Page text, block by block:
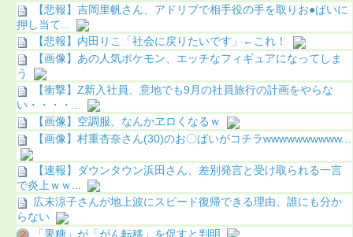
【悲報】吉岡里帆さん、アドリブで相手役の手を取りお●ぱいに
押し当て...
【悲報】内田りこ「社会に戻りたいです」←これ！
【画像】あの人気ポケモン、エッチなフィギュアになってしま
う
【衝撃】Z新入社員、意地でも9月の社員旅行の計画をやらな
い・・・・...
【画像】空調服、なんかヱロくなるｗ
【画像】村重杏奈さん(30)のお〇ぱいがコチラwwwwwwwwww...
【速報】ダウンタウン浜田さん、差別発言と受け取られる一言
で炎上ｗｗ...
広末涼子さんが地上波にスピード復帰できる理由、誰にも分か
らない
「果糖」が「がん転移」を促すと判明